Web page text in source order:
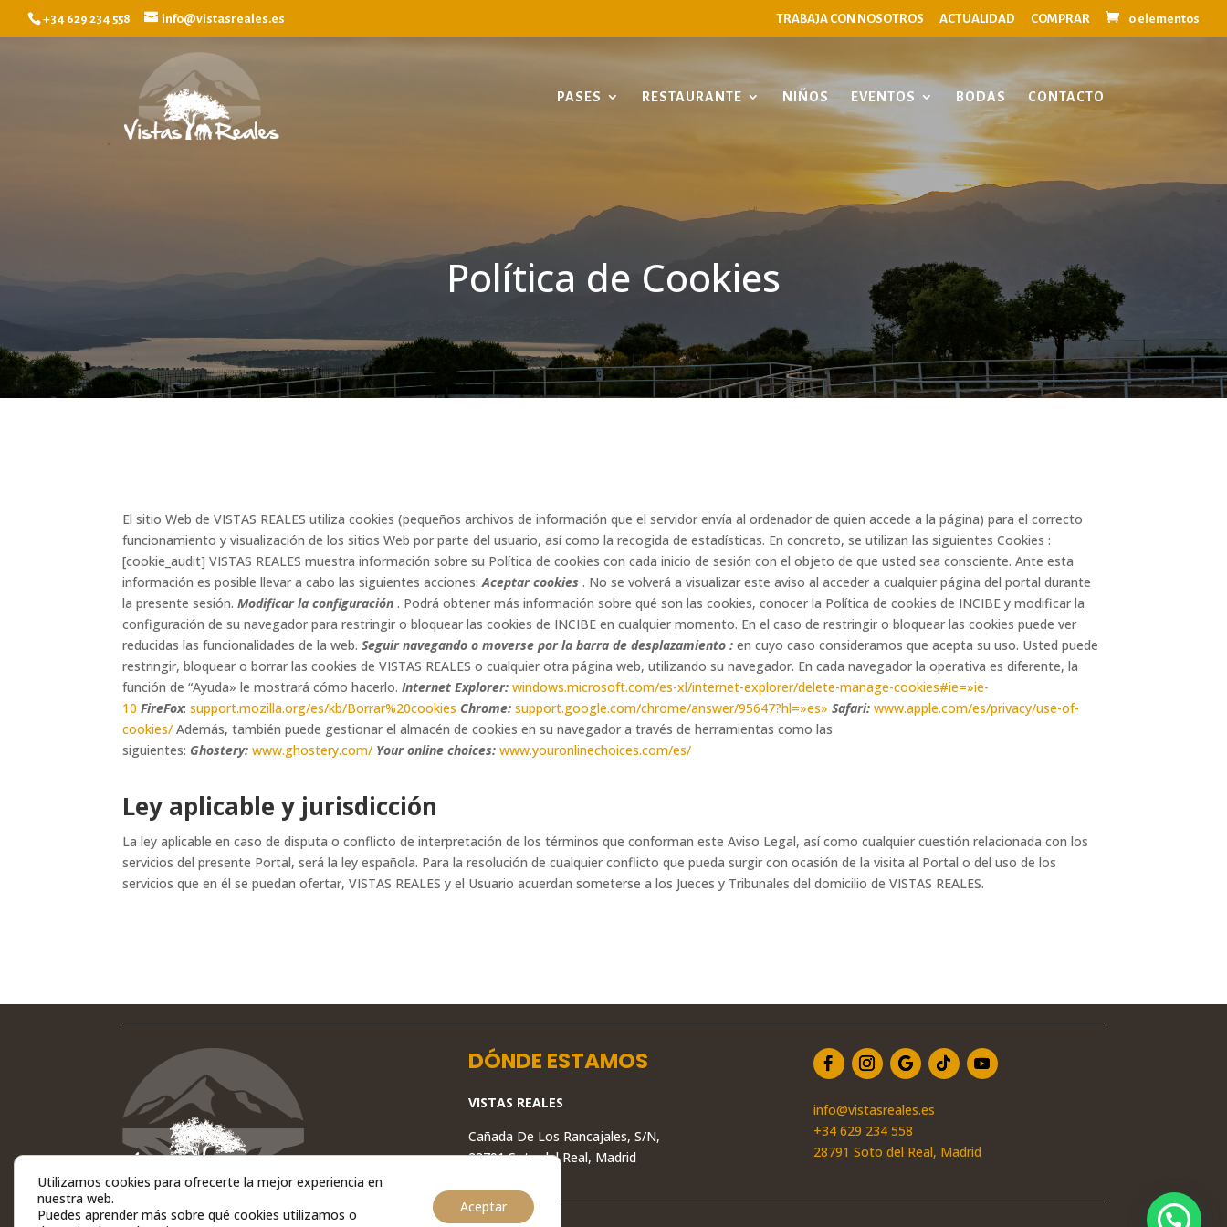
+34 629 234 558 info@vistasreales.es TRABAJA CON NOSOTROS ACTUALIDAD COMPRAR 0 elementos
PASES RESTAURANTE NIÑOS EVENTOS BODAS CONTACTO
Política de Cookies
El sitio Web de VISTAS REALES utiliza cookies (pequeños archivos de información que el servidor envía al ordenador de quien accede a la página) para el correcto
funcionamiento y visualización de los sitios Web por parte del usuario, así como la recogida de estadísticas. En concreto, se utilizan las siguientes Cookies :
[cookie_audit] VISTAS REALES muestra información sobre su Política de cookies con cada inicio de sesión con el objeto de que usted sea consciente. Ante esta
información es posible llevar a cabo las siguientes acciones:Aceptar cookies . No se volverá a visualizar este aviso al acceder a cualquier página del portal durante
la presente sesión.Modificar la configuración . Podrá obtener más información sobre qué son las cookies, conocer la Política de cookies de INCIBE y modificar la
configuración de su navegador para restringir o bloquear las cookies de INCIBE en cualquier momento. En el caso de restringir o bloquear las cookies puede ver
reducidas las funcionalidades de la web.Seguir navegando o moverse por la barra de desplazamiento : en cuyo caso consideramos que acepta su uso. Usted puede
restringir, bloquear o borrar las cookies de VISTAS REALES o cualquier otra página web, utilizando su navegador. En cada navegador la operativa es diferente, la
función de “Ayuda» le mostrará cómo hacerlo.Internet Explorer: windows.microsoft.com/es-xl/internet-explorer/delete-manage-cookies#ie=»ie-
10 FireFox:support.mozilla.org/es/kb/Borrar%20cookies Chrome: support.google.com/chrome/answer/95647?hl=»es» Safari: www.apple.com/es/privacy/use-of-
cookies/ Además, también puede gestionar el almacén de cookies en su navegador a través de herramientas como las
siguientes: Ghostery: www.ghostery.com/ Your online choices: www.youronlinechoices.com/es/
Ley aplicable y jurisdicción
La ley aplicable en caso de disputa o conflicto de interpretación de los términos que conforman este Aviso Legal, así como cualquier cuestión relacionada con los
servicios del presente Portal, será la ley española. Para la resolución de cualquier conflicto que pueda surgir con ocasión de la visita al Portal o del uso de los
servicios que en él se puedan ofertar, VISTAS REALES y el Usuario acuerdan someterse a los Jueces y Tribunales del domicilio de VISTAS REALES.
DÓNDE ESTAMOS
VISTAS REALES
Cañada De Los Rancajales, S/N,
28791 Soto del Real, Madrid
info@vistasreales.es
+34 629 234 558
28791 Soto del Real, Madrid
Utilizamos cookies para ofrecerte la mejor experiencia en
nuestra web.
Puedes aprender más sobre qué cookies utilizamos o
Aceptar